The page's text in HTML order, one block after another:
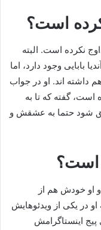
کرده است؟
نکرده است. البته
بابایی وجود دارد، اما
داشته اند. او در جواب
گفته که تا به
شود حتما به عشقش و
است؟
او خودش هم از
در یکی از ویدئوهایش
اینستاگرامش